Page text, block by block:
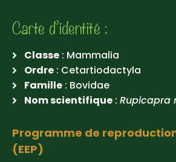
Carte d’identité :
Classe : Mammalia
Ordre : Cetartiodactyla
Famille : Bovidae
Nom scientifique : Rupicapra
Programme de
(EEP)